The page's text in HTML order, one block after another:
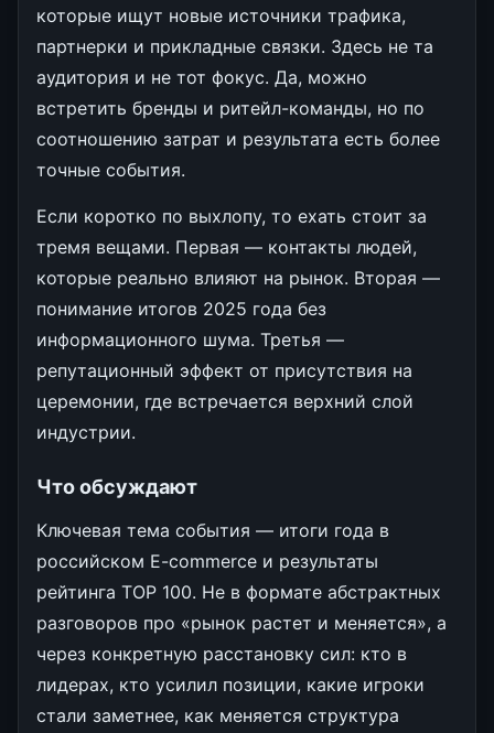
которые ищут новые источники трафика,
партнерки и прикладные связки. Здесь не та
аудитория и не тот фокус. Да, можно
встретить бренды и ритейл-команды, но по
соотношению затрат и результата есть более
точные события.
Если коротко по выхлопу, то ехать стоит за
тремя вещами. Первая — контакты людей,
которые реально влияют на рынок. Вторая —
понимание итогов 2025 года без
информационного шума. Третья —
репутационный эффект от присутствия на
церемонии, где встречается верхний слой
индустрии.
Что обсуждают
Ключевая тема события — итоги года в
российском E-commerce и результаты
рейтинга TOP 100. Не в формате абстрактных
разговоров про «рынок растет и меняется», а
через конкретную расстановку сил: кто в
лидерах, кто усилил позиции, какие игроки
стали заметнее, как меняется структура